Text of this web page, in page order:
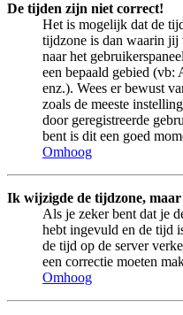
De tijden zijn niet correct!
Het is mogelijk dat de
tijdzone is dan waarin
naar het
een bepaald gebied (vb:
enz.). Wees er bewust
zoals de meeste
door geregistreerde
bent is dit een goed
Omhoog
Ik wijzigde de tijdzone,
Als je zeker bent dat je
hebt ingevuld en de tijd
de tijd op de server
een correctie moeten
Omhoog